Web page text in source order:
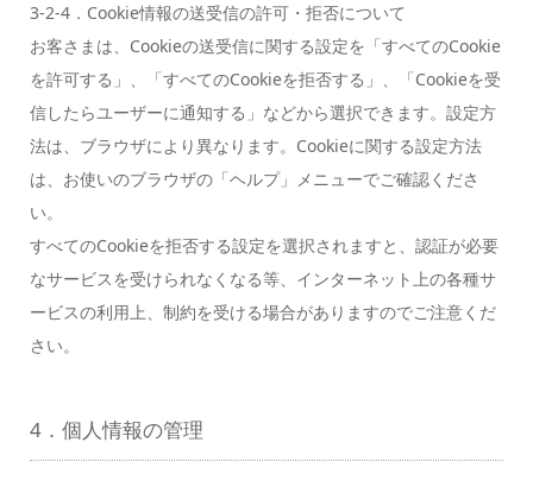
3-2-4．Cookie情報の送受信の許可・拒否について
お客さまは、Cookieの送受信に関する設定を「すべてのCookie
を許可する」、「すべてのCookieを拒否する」、「Cookieを受
信したらユーザーに通知する」などから選択できます。設定方
法は、ブラウザにより異なります。Cookieに関する設定方法
は、お使いのブラウザの「ヘルプ」メニューでご確認くださ
い。
すべてのCookieを拒否する設定を選択されますと、認証が必要
なサービスを受けられなくなる等、インターネット上の各種サ
ービスの利用上、制約を受ける場合がありますのでご注意くだ
さい。
4．個人情報の管理